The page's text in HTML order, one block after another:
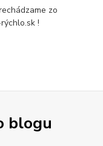
zo
!
blogu